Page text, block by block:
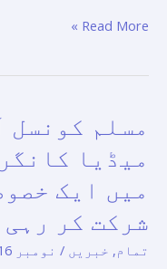
مناسب
پرورش
مناسب
حالات
اشاعتوں
ساتھ
الاقوامی
کتاب
میلے
2022
Read More »
مسلم کونسل
میڈیا
میں ایک
شرکت کر رہی
تمام, خبریں / نومبر 16, 2022
آف
ایلڈرز
عالمی